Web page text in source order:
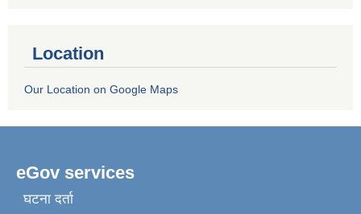
Location
Our Location on Google Maps
eGov services
घटना दर्ता